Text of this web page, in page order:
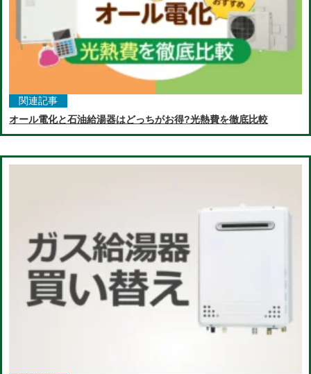
関連記事
オール電化と石油給湯器はどっちがお得?光熱費を徹底比較